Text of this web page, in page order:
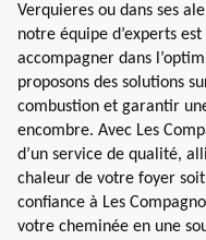
Verquieres ou dans ses
notre équipe d’experts
accompagner dans
proposons des solutions
combustion et garantir
encombre. Avec Les
d’un service de qualité,
chaleur de votre foyer
confiance à Les
votre cheminée en une